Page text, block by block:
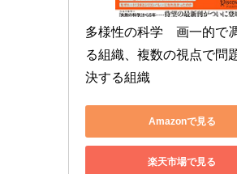
多様性の科学　画一的で
る組織、複数の視点で問
決する組織
Amazonで見る
楽天市場で見る